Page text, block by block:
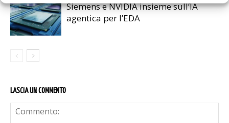
Siemens e NVIDIA insieme sull’IA
agentica per l’EDA
LASCIA UN COMMENTO